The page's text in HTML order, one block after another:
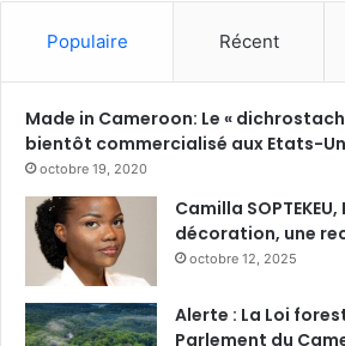
Populaire Récent
Made in Cameroon: Le «
bientôt commercialisé aux Etats-
octobre 19, 2020
Camilla
décoration, une
octobre 12, 2025
Alerte : La Loi
Parlement du